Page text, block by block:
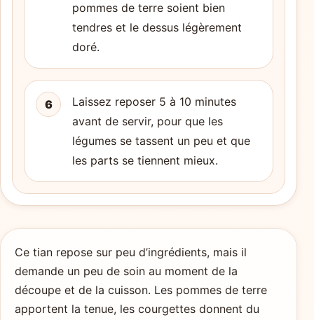
pommes de terre soient bien
tendres et le dessus légèrement
doré.
6
Laissez reposer 5 à 10 minutes
avant de servir, pour que les
légumes se tassent un peu et que
les parts se tiennent mieux.
Ce tian repose sur peu d’ingrédients, mais il
demande un peu de soin au moment de la
découpe et de la cuisson. Les pommes de terre
apportent la tenue, les courgettes donnent du